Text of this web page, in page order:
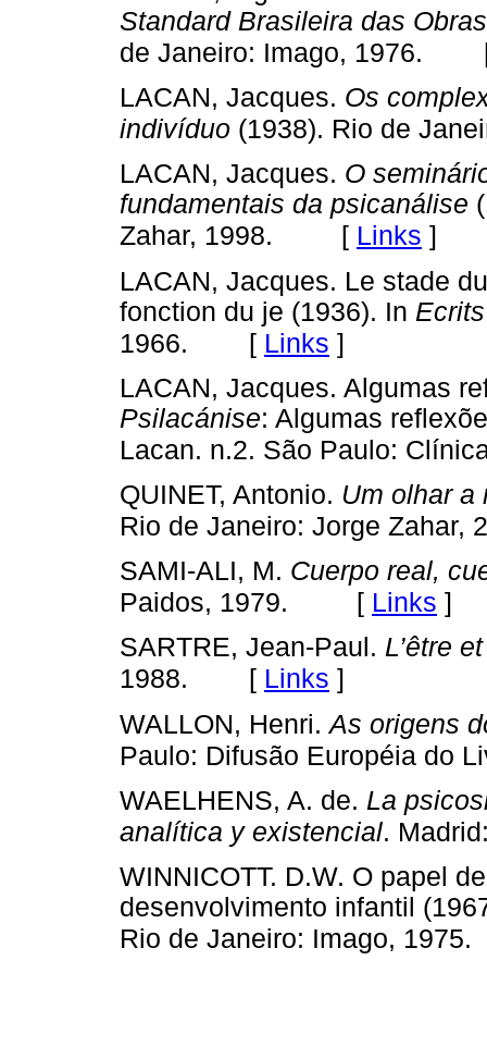
Standard Brasileira das
de Janeiro: Imago, 1976.
LACAN, Jacques. Os
indivíduo (1938). Rio de
LACAN, Jacques. O
fundamentais da psicanálise
Zahar, 1998.
[ Links ]
LACAN, Jacques. Le stade
fonction du je (1936). In Ecrits
1966. [ Links ]
LACAN, Jacques. Algumas
Psilacánise: Algumas
Lacan. n.2. São Paulo:
QUINET, Antonio. Um olhar a
Rio de Janeiro: Jorge Zahar,
SAMI-ALI, M. Cuerpo real,
Paidos, 1979.
[ Links ]
SARTRE, Jean-Paul. L’être
1988. [ Links ]
WALLON, Henri.As origens
Paulo: Difusão Européia do
WAELHENS, A. de. La
analítica y existencial.
WINNICOTT. D.W. O papel
desenvolvimento infantil
Rio de Janeiro: Imago, 1975.